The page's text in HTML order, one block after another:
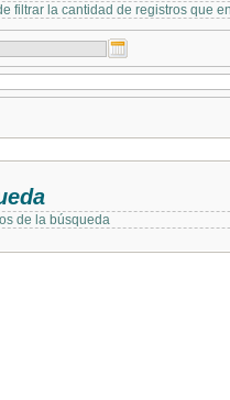
filtrar la cantidad de registros que
de la búsqueda